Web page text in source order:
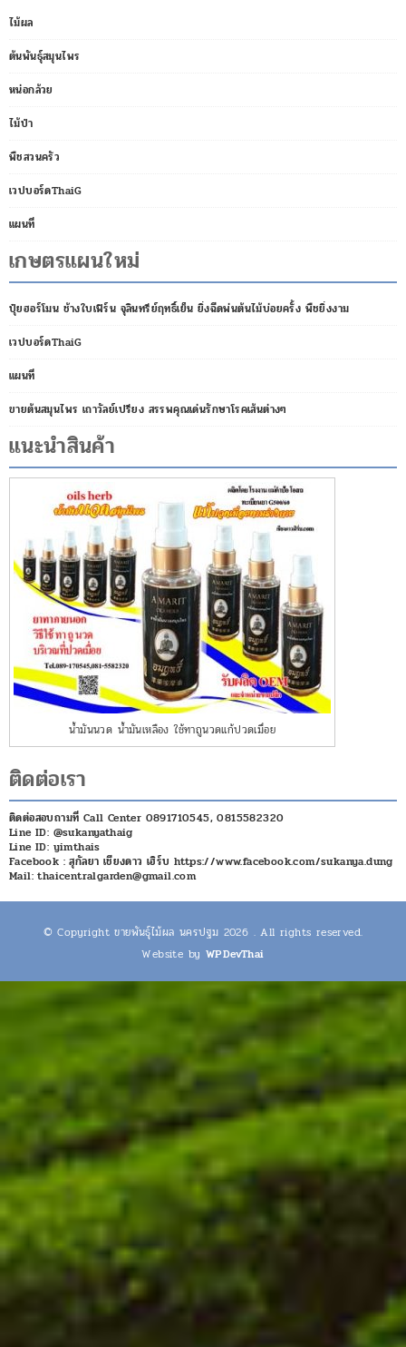
ไม้ผล
ต้นพันธุ์สมุนไพร
หน่อกล้วย
ไม้ป่า
พืชสวนครัว
เวปบอร์ดThaiG
แผนที่
เกษตรแผนใหม่
ปุ๋ยฮอร์โมน ช้างใบเฟิร์น จุลินทรีย์ฤทธิ์เย็น ยิ่งฉีดพ่นต้นไม้บ่อยครั้ง พืชยิ่งงาม
เวปบอร์ดThaiG
แผนที่
ขายต้นสมุนไพร เถาวัลย์เปรียง สรรพคุณเด่นรักษาโรคเส้นต่างๆ
แนะนำสินค้า
น้ำมันนวด น้ำมันเหลือง ใช้ทาถูนวดแก้ปวดเมื่อย
ติดต่อเรา
ติดต่อสอบถามที่ Call Center 0891710545, 0815582320
Line ID: @sukanyathaig
Line ID: yimthais
Facebook : สุกัลยา เชียงดาว เฮิร์บ https://www.facebook.com/sukanya.dung
Mail: thaicentralgarden@gmail.com
© Copyright ขายพันธุ์ไม้ผล นครปฐม 2026 . All rights reserved.
Website by WPDevThai